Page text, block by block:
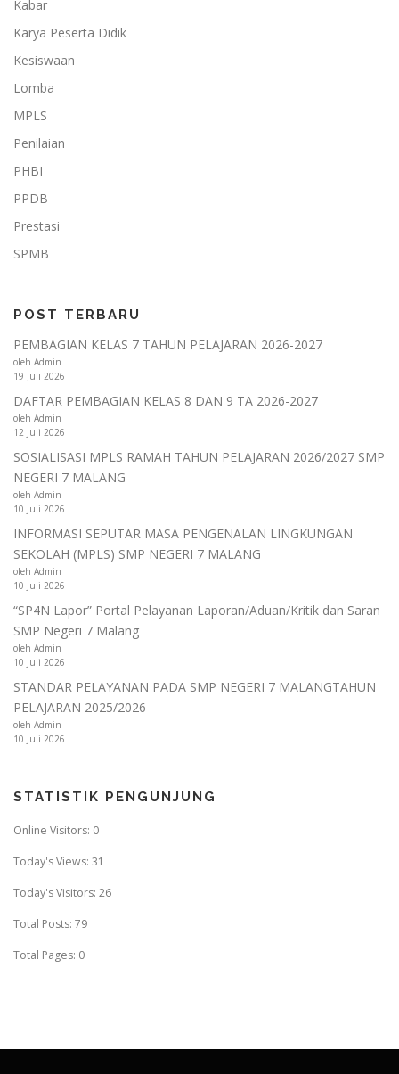
Kabar
Karya Peserta Didik
Kesiswaan
Lomba
MPLS
Penilaian
PHBI
PPDB
Prestasi
SPMB
POST TERBARU
PEMBAGIAN KELAS 7 TAHUN PELAJARAN 2026-2027
oleh Admin
19 Juli 2026
DAFTAR PEMBAGIAN KELAS 8 DAN 9 TA 2026-2027
oleh Admin
12 Juli 2026
SOSIALISASI MPLS RAMAH TAHUN PELAJARAN 2026/2027 SMP
NEGERI 7 MALANG
oleh Admin
10 Juli 2026
INFORMASI SEPUTAR MASA PENGENALAN LINGKUNGAN
SEKOLAH (MPLS) SMP NEGERI 7 MALANG
oleh Admin
10 Juli 2026
“SP4N Lapor” Portal Pelayanan Laporan/Aduan/Kritik dan Saran
SMP Negeri 7 Malang
oleh Admin
10 Juli 2026
STANDAR PELAYANAN PADA SMP NEGERI 7 MALANGTAHUN
PELAJARAN 2025/2026
oleh Admin
10 Juli 2026
STATISTIK PENGUNJUNG
Online Visitors: 0
Today's Views: 31
Today's Visitors: 26
Total Posts: 79
Total Pages: 0